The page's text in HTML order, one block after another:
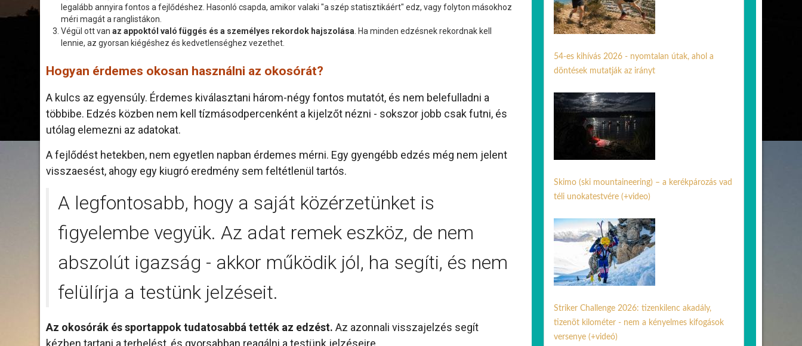
legalább annyira fontos a fejlődéshez. Hasonló csapda, amikor valaki "a szép statisztikáért" edz, vagy folyton másokhoz
méri magát a ranglistákon.
Végül ott van az appoktól való függés és a személyes rekordok hajszolása . Ha minden edzésnek rekordnak kell
lennie, az gyorsan kiégéshez és kedvetlenséghez vezethet.
Hogyan érdemes okosan használni az okosórát?
A kulcs az egyensúly. Érdemes kiválasztani három-négy fontos mutatót, és nem belefulladni a
többibe. Edzés közben nem kell tízmásodpercenként a kijelzőt nézni - sokszor jobb csak futni, és
utólag elemezni az adatokat.
A fejlődést hetekben, nem egyetlen napban érdemes mérni. Egy gyengébb edzés még nem jelent
visszaesést, ahogy egy kiugró eredmény sem feltétlenül tartós.
A legfontosabb, hogy a saját közérzetünket is
figyelembe vegyük. Az adat remek eszköz, de nem
abszolút igazság - akkor működik jól, ha segíti, és nem
felülírja a testünk jelzéseit.
Az okosórák és sportappok tudatosabbá tették az edzést. Az azonnali visszajelzés segít
kézben tartani a terhelést, és gyorsabban reagálni a testünk jelzéseire.
54-es kihívás 2026 - nyomtalan útak, ahol a
döntések mutatják az irányt
Skimo (ski mountaineering) – a kerékpározás vad
téli unokatestvére (+video)
Striker Challenge 2026: tizenkilenc akadály,
tizenöt kilométer - nem a kényelmes kifogások
versenye (+videó)